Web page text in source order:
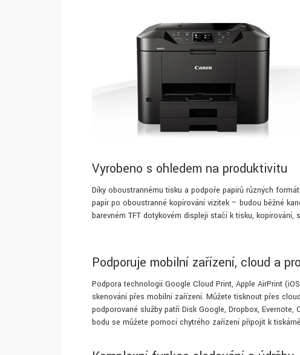
Vyrobeno s ohledem na produktivitu
Díky oboustrannému tisku a podpoře papírů různých
papír po oboustranné kopírování vizitek – budou běžné
barevném TFT dotykovém displeji stačí k tisku, kopírování,
Podporuje mobilní zařízení, cloud a
Podpora technologií Google Cloud Print, Apple AirPrint
skenování přes mobilní zařízení. Můžete tisknout přes
podporované služby patří Disk Google, Dropbox,
bodu se můžete pomocí chytrého zařízení připojit k